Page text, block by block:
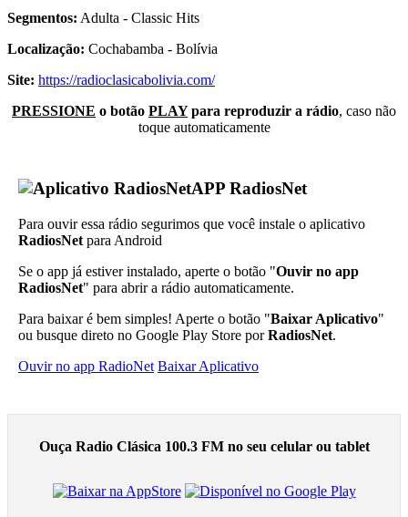
Segmentos: Adulta - Classic Hits
Localização: Cochabamba - Bolívia
Site: https://radioclasicabolivia.com/
PRESSIONE o botão PLAYpara reproduzir a rádio, caso não
toque automaticamente
APP RadiosNet
Para ouvir essa rádio segurimos que você instale o aplicativo
RadiosNet para Android
Se o app já estiver instalado, aperte o botão "Ouvir no app
RadiosNet" para abrir a rádio automaticamente.
Para baixar é bem simples! Aperte o botão "Baixar Aplicativo"
ou busque direto no Google Play Store porRadiosNet.
Ouvir no app RadioNet Baixar Aplicativo
Ouça Radio Clásica 100.3 FM no seu celular ou tablet